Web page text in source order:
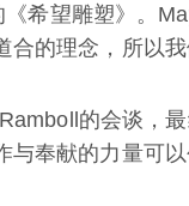
希望雕塑》。
合的理念，所以
的会谈，
奉献的力量可